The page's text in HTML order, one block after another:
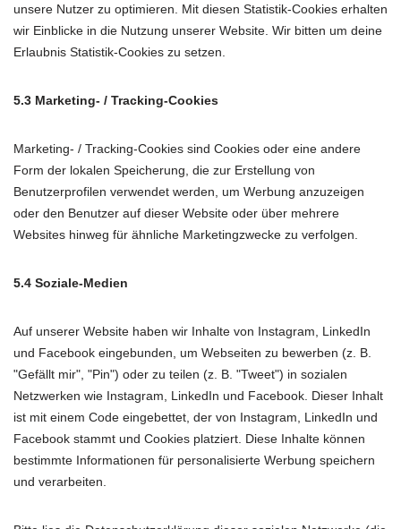
unsere Nutzer zu optimieren. Mit diesen Statistik-Cookies erhalten
wir Einblicke in die Nutzung unserer Website. Wir bitten um deine
Erlaubnis Statistik-Cookies zu setzen.
5.3 Marketing- / Tracking-Cookies
Marketing- / Tracking-Cookies sind Cookies oder eine andere
Form der lokalen Speicherung, die zur Erstellung von
Benutzerprofilen verwendet werden, um Werbung anzuzeigen
oder den Benutzer auf dieser Website oder über mehrere
Websites hinweg für ähnliche Marketingzwecke zu verfolgen.
5.4 Soziale-Medien
Auf unserer Website haben wir Inhalte von Instagram, LinkedIn
und Facebook eingebunden, um Webseiten zu bewerben (z. B.
"Gefällt mir", "Pin") oder zu teilen (z. B. "Tweet") in sozialen
Netzwerken wie Instagram, LinkedIn und Facebook. Dieser Inhalt
ist mit einem Code eingebettet, der von Instagram, LinkedIn und
Facebook stammt und Cookies platziert. Diese Inhalte können
bestimmte Informationen für personalisierte Werbung speichern
und verarbeiten.